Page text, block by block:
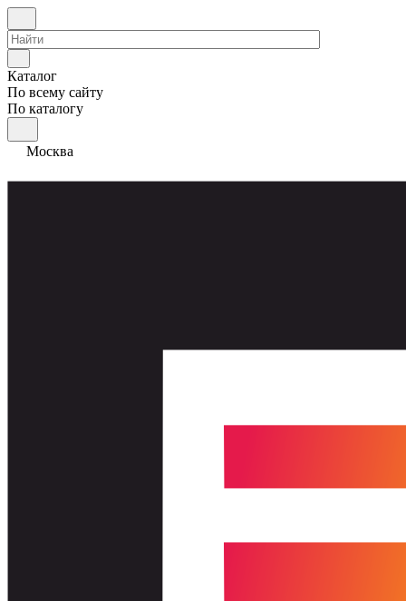
Каталог
По всему сайту
По каталогу
Москва